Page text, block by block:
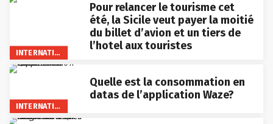
INTERNATIONAL
Pour relancer le tourisme cet
été, la Sicile veut payer la moitié
du billet d’avion et un tiers de
l’hotel aux touristes
INTERNATIONAL
Quelle est la consommation en
datas de l’application Waze?